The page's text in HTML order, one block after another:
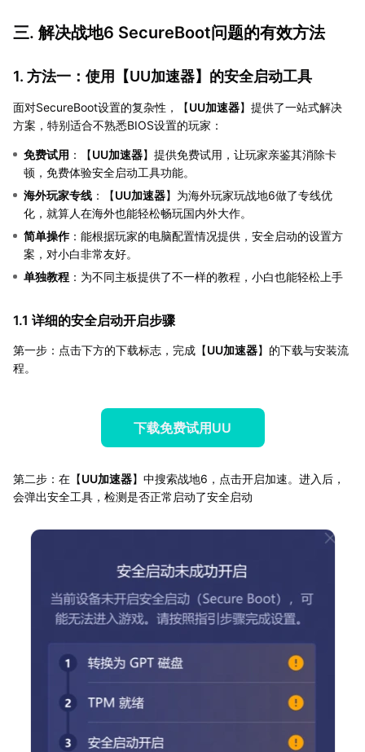
三. 解决战地6 SecureBoot问题的有效方法
1. 方法一：使用【UU加速器】的安全启动工具
面对SecureBoot设置的复杂性，【UU加速器】提供了一站式解决
方案，特别适合不熟悉BIOS设置的玩家：
免费试用 ：【UU加速器】提供免费试用，让玩家亲鉴其消除卡
顿，免费体验安全启动工具功能。
海外玩家专线 ：【UU加速器】为海外玩家玩战地6做了专线优
化，就算人在海外也能轻松畅玩国内外大作。
简单操作：能根据玩家的电脑配置情况提供，安全启动的设置方
案，对小白非常友好。
单独教程 ：为不同主板提供了不一样的教程，小白也能轻松上手
1.1 详细的安全启动开启步骤
第一步：点击下方的下载标志，完成【UU加速器】的下载与安装流
程。
下载免费试用UU
第二步：在【UU加速器】中搜索战地6，点击开启加速。进入后，
会弹出安全工具，检测是否正常启动了安全启动